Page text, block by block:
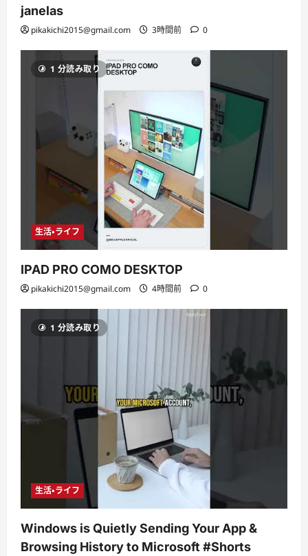
janelas
pikakichi2015@gmail.com 3時間前 0
1 分読み取り
生活・ライフ
IPAD PRO COMO DESKTOP
pikakichi2015@gmail.com 4時間前 0
1 分読み取り
生活・ライフ
Windows is Quietly Sending Your App &
Browsing History to Microsoft #Shorts